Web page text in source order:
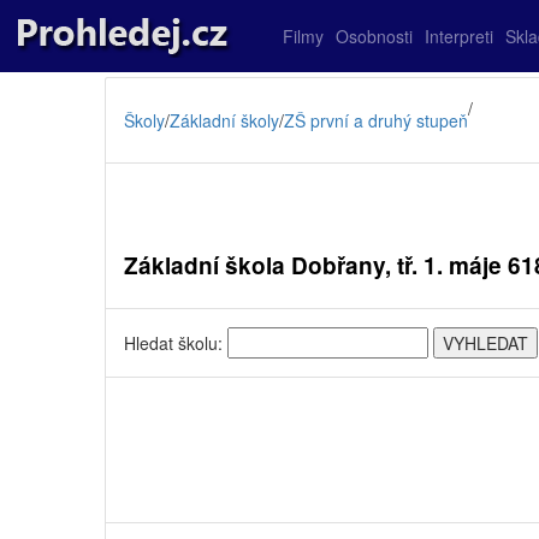
Filmy Osobnosti Interpreti
Školy/Základní školy/ZŠ první a druhý stupeň/
Základní škola Dobřany, tř. 1. máje
Hledat školu: